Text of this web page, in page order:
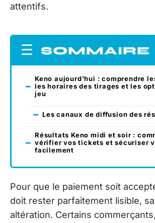
attentifs.
SOMMAIRE
Keno aujourd’hui : comprendre
les horaires des tirages et les
jeu
Les canaux de diffusion des
Résultats Keno midi et soir :
vérifier vos tickets et sécuriser
facilement
Pour que le paiement soit
doit rester parfaitement lisible,
altération. Certains